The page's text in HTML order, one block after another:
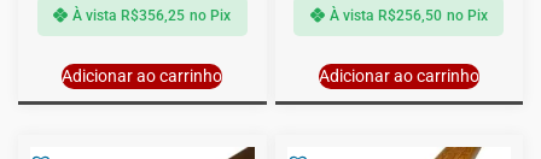
À vista R$356,25 no Pix
Adicionar ao carrinho
À vista R$256,50 no Pix
Adicionar ao carrinho